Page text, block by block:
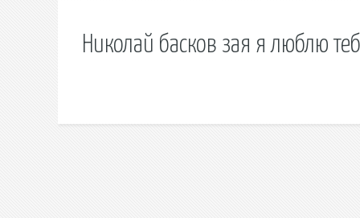
Николай басков зая я люблю